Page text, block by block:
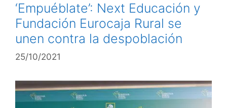
‘Empuéblate’: Next Educación y
Fundación Eurocaja Rural se
unen contra la despoblación
25/10/2021